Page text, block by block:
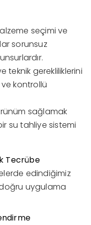
seçimi ve
sorunsuz
teknik gerekliliklerini
kontrollü
sağlamak
su tahliye sistemi
Tecrübe
edindiğimiz
uygulama